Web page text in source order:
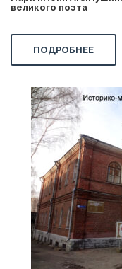
великого поэта
ПОДРОБНЕЕ